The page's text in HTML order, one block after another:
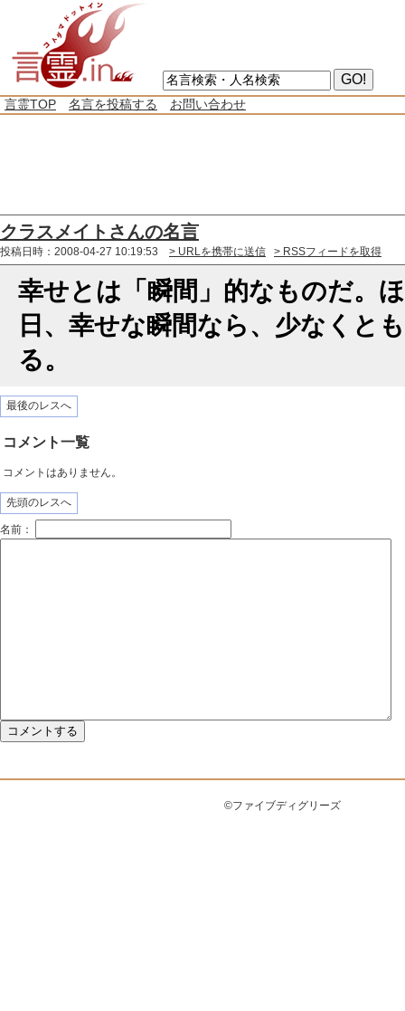
言霊TOP 名言を投稿する お問い合わせ
クラスメイトさんの名言
投稿日時：2008-04-27 10:19:53 > URLを携帯に送信 > RSSフィードを取得
幸せとは「瞬間」的なものだ。
日、幸せな瞬間なら、少なくと
る。
最後のレスへ
コメント一覧
コメントはありません。
先頭のレスへ
名前：
©ファイブディグリーズ